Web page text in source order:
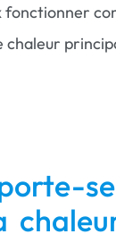
chaleur